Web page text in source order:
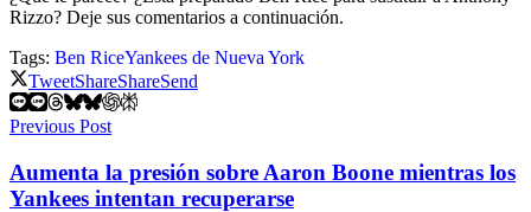
Rizzo? Deje sus comentarios a continuación.
Tags: Ben RiceYankees de Nueva York
TweetShareShareSend
Previous Post
Aumenta la presión sobre Aaron Boone mientras los
Yankees intentan recuperarse